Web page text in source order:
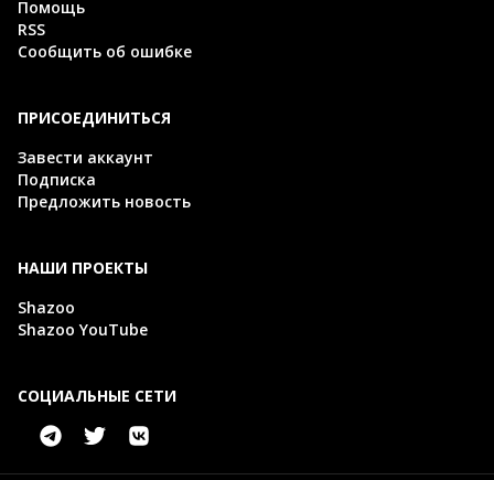
Помощь
RSS
Сообщить об ошибке
ПРИСОЕДИНИТЬСЯ
Завести аккаунт
Подписка
Предложить новость
НАШИ ПРОЕКТЫ
Shazoo
Shazoo YouTube
СОЦИАЛЬНЫЕ СЕТИ